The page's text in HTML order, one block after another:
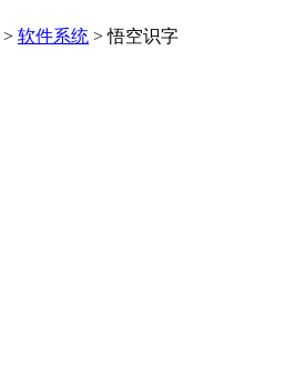
> 软件系统 > 悟空识字